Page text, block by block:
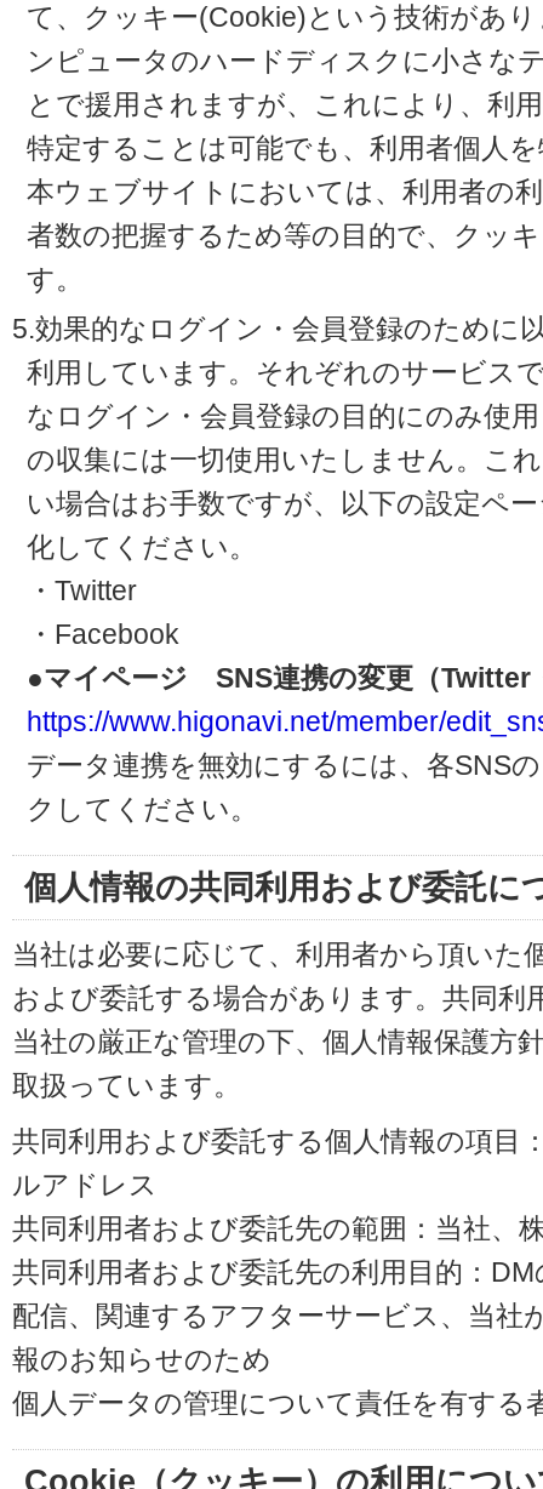
て、クッキー(Cookie)という技術があ
ンピュータのハードディスクに小さな
とで援用されますが、これにより、利
特定することは可能でも、利用者個人
本ウェブサイトにおいては、利用者の
者数の把握するため等の目的で、クッ
す。
5.効果的なログイン・会員登録のために
利用しています。それぞれのサービス
なログイン・会員登録の目的にのみ使
の収集には一切使用いたしません。こ
い場合はお手数ですが、以下の設定ペ
化してください。
・Twitter
・Facebook
●マイページ SNS連携の変更（Twitter
https://www.higonavi.net/member/
データ連携を無効にするには、各SNS
クしてください。
個人情報の共同利用および委託に
当社は必要に応じて、利用者から頂いた
および委託する場合があります。共同利
当社の厳正な管理の下、個人情報保護方
取扱っています。
共同利用および委託する個人情報の項目
ルアドレス
共同利用者および委託先の範囲：当社、
共同利用者および委託先の利用目的：
配信、関連するアフターサービス、当社
報のお知らせのため
個人データの管理について責任を有する
Cookie（クッキー）の利用につ